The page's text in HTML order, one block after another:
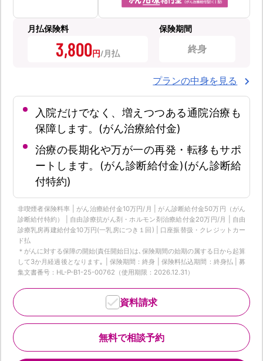
月払保険料
3,800円
保険期間
終身
プランの中身を見る
入院だけでなく、増えつつある通院治療も
保障します。(がん治療給付金)
治療の長期化や万が一の再発・転移もサポ
ートします。(がん診断給付金)(がん診断給
付特約)
非喫煙者保険料率 | がん治療給付金10万円/月 | がん診断給付金50万円（がん
診断給付特約） | 自由診療抗がん剤・ホルモン剤治療給付金20万円/月 | 自由
診療乳房再建給付金10万円(一乳房につき１回) | 口座振替扱・クレジットカー
ド払
＊がんに対する保障の開始(責任開始日)は､保険期間の始期の属する日から起算
して3か月経過後となります｡ | 保険期間：終身 | 保険料払込期間：終身払 | 募
集文書番号：HL-P-B1-25-00762（使用期限：2026.12.31）
無料で相談予約
資料請求